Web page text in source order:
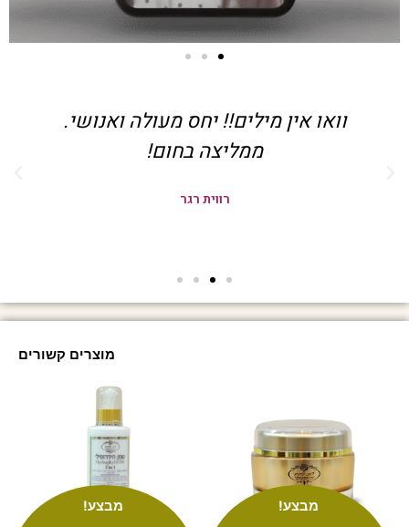
וואו אין מילים!! יחס מעולה ואנושי.
ממליצה בחום!
רווית רגר
מוצרים קשורים
מבצע! מבצע!